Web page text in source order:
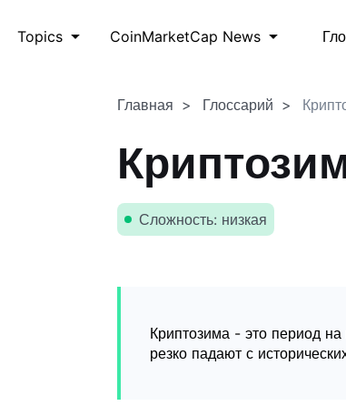
Topics CoinMarketCap News
Главная Глоссарий
Сложность: низкая
Криптозима - это период
резко падают с